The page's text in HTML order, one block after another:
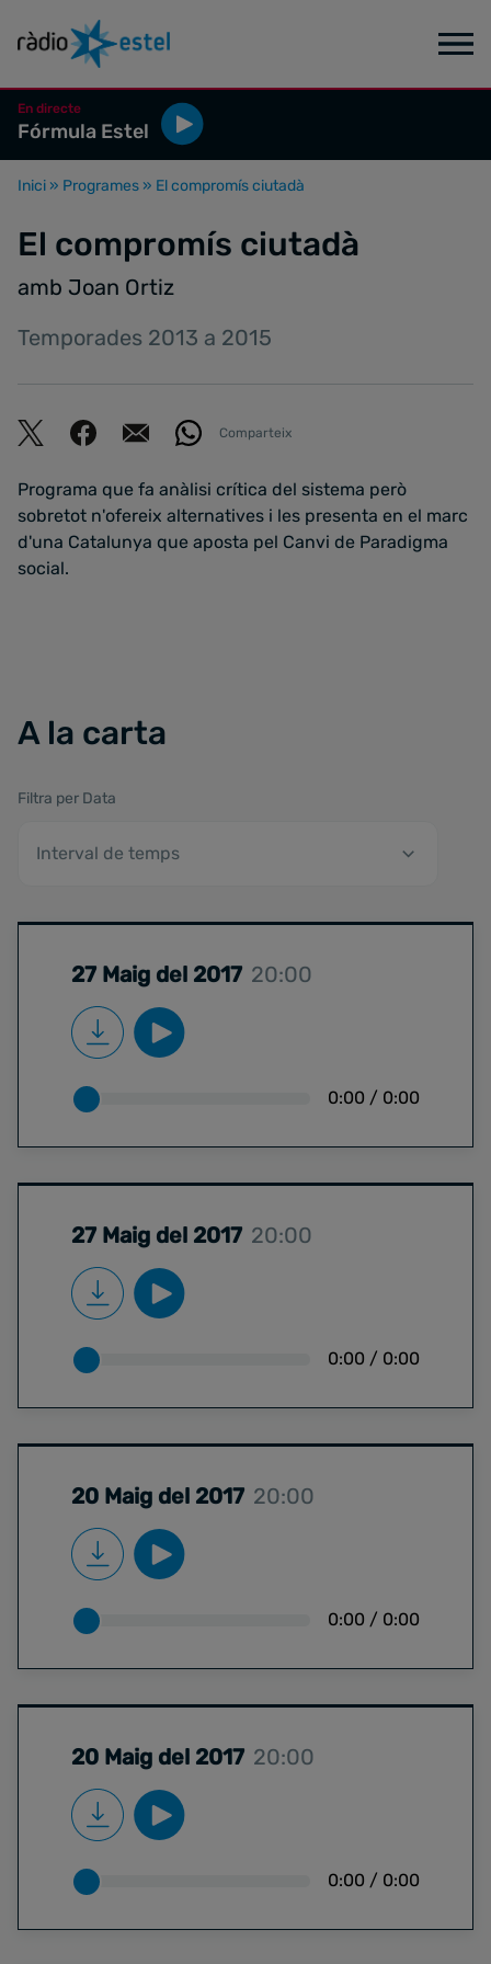
En directe
Fórmula Estel
Inici » Programes » El compromís ciutadà
El compromís ciutadà
amb Joan Ortiz
Temporades 2013 a 2015
Comparteix
Programa que fa anàlisi crítica del sistema però
sobretot n'ofereix alternatives i les presenta en el marc
d'una Catalunya que aposta pel Canvi de Paradigma
social.
A la carta
27 Maig del 2017 20:00
0:00 / 0:00
27 Maig del 2017 20:00
0:00 / 0:00
20 Maig del 2017 20:00
0:00 / 0:00
20 Maig del 2017 20:00
0:00 / 0:00
Filtra per Data